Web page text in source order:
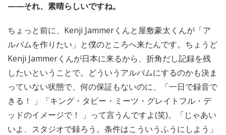
——それ、素晴らしいですね。
ちょっと前に、Kenji Jammerくんと屋敷豪太くんが「ア
ルバムを作りたい」と僕のところへ来たんです。ちょうど
Kenji Jammerくんが日本に来るから、折角だし記録を残
したいということで。どういうアルバムにするのかも決ま
っていない状態で、何の保証もないのに、「一日で録音で
きる！ 」「キング・タビー・ミーツ・グレイトフル・デ
ッドのイメージで！ 」って言うんですよ(笑)。「じゃあい
いよ、スタジオで録ろう。条件はこういうふうにしよう」